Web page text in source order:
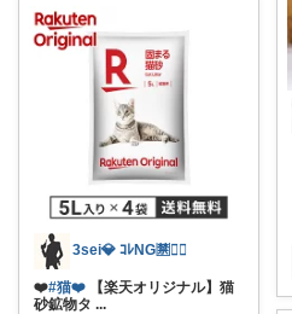
3sei💎 ｺﾚNG🈲🙅‍♀️
❤️#猫❤️ 【楽天オリジナル】猫
砂鉱物タ ...